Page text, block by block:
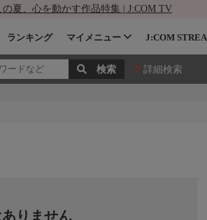
の夏、心を動かす作品特集 | J:COM TV
ランキング マイメニュー J:COM
詳細検索
りません